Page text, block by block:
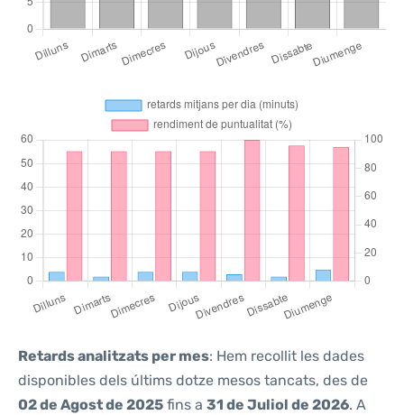
Retards analitzats per mes: Hem recollit les dades
disponibles dels últims dotze mesos tancats, des de
02 de Agost de 2025 fins a 31 de Juliol de 2026. A